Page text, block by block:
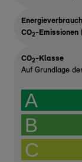
Energieverbrauch
CO2-Emissionen
CO2-Klasse
Auf Grundlage
A
B
C